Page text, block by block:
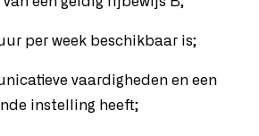
per week beschikbaar is;
vaardigheden en een
instelling heeft;